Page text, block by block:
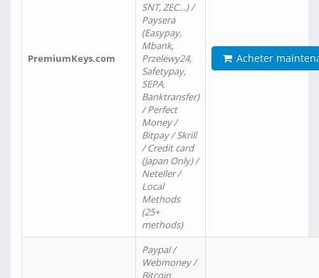
PremiumKeys.com
SNT, ZEC…) /
Paysera
(Easypay,
Mbank,
Przelewy24,
Safetypay,
SEPA,
Banktransfer)
/ Perfect
Money /
Bitpay / Skrill
/ Credit card
(Japan Only) /
Neteller /
Local
Methods
(25+
methods)
Acheter
Paypal /
Webmoney /
Bitcoin,